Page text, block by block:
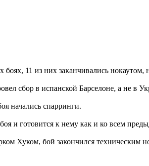
11 из них заканчивались нокаутом,
сбор в испанской Барселоне, а не в
начались спарринги.
и готовится к нему как и ко всем
Хуком, бой закончился